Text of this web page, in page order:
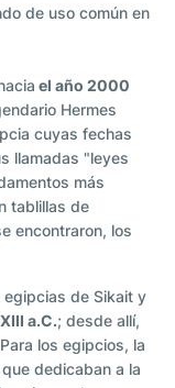
de uso común en
el año 2000
Hermes
cuyas fechas
llamadas "leyes
más
tablillas de
encontraron, los
egipcias de Sikait y
a.C.; desde allí,
los egipcios, la
dedicaban a la